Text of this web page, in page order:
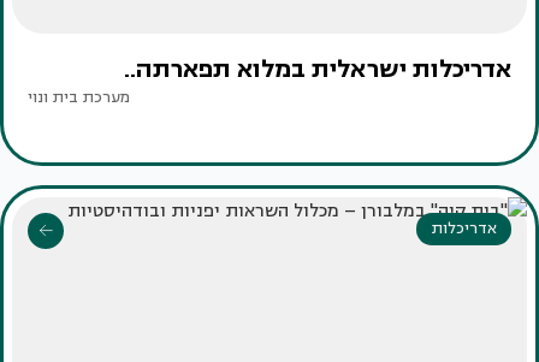
אדריכלות ישראלית במלוא תפארתה..
מערכת בית ונוי
אדריכלות